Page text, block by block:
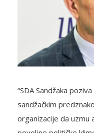
“SDA Sandžaka
sandžačkim
organizacije da uzmu